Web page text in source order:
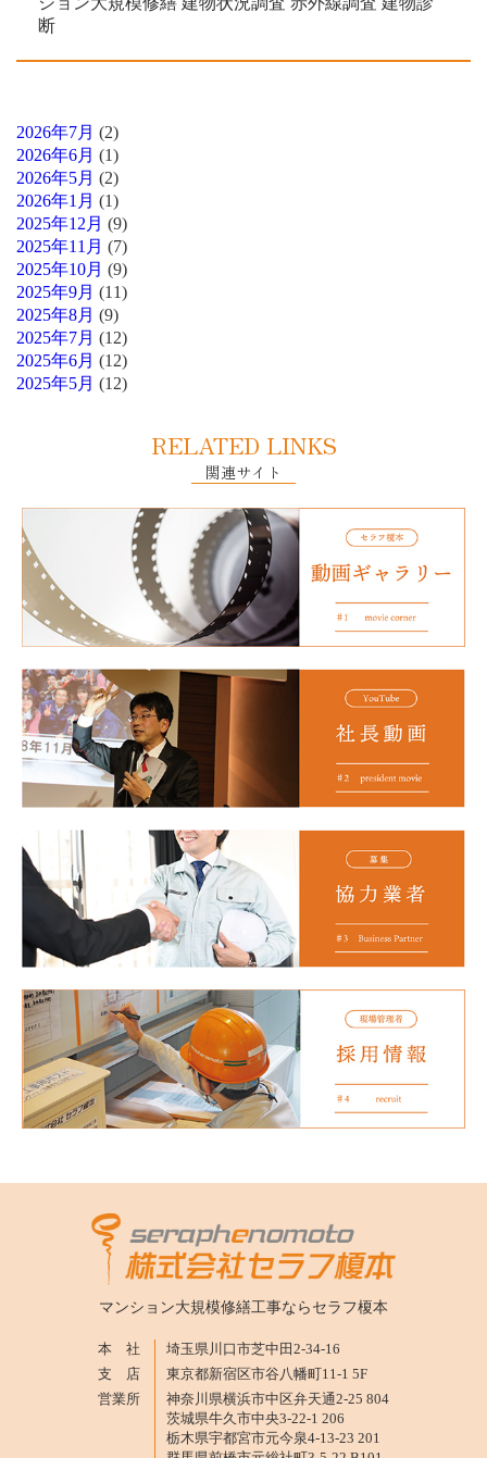
断
2026年7月 (2)
2026年6月 (1)
2026年5月 (2)
2026年1月 (1)
2025年12月 (9)
2025年11月 (7)
2025年10月 (9)
2025年9月 (11)
2025年8月 (9)
2025年7月 (12)
2025年6月 (12)
2025年5月 (12)
RELATED LINKS
関連サイト
マンション大規模修繕工事なら セラフ榎本
本 社
埼玉県川口市芝中田2-34-16
支 店
東京都新宿区市谷八幡町11-1 5F
営業所
神奈川県横浜市中区弁天通2-25 804
茨城県牛久市中央3-22-1 206
栃木県宇都宮市元今泉4-13-23 201